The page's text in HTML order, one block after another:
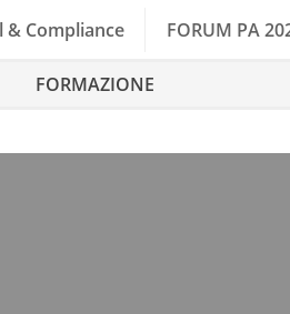
& Compliance FORUM PA
FORMAZIONE